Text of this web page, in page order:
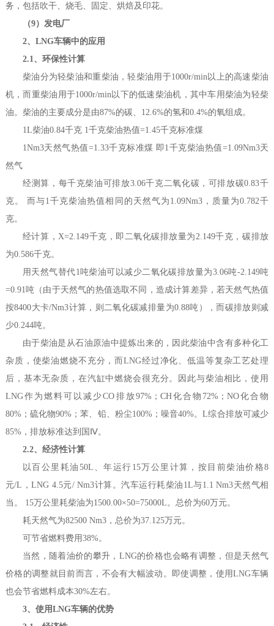
务，包括吹干、烧毛、固定、烘焙及印花。
（9）发电厂
2、LNG车辆中的应用
2.1、环保性计算
柴油分为轻柴油和重柴油，轻柴油用于1000r/min以上的高速柴油
机，而重柴油用于1000r/min以下的低速柴油机，其中车用柴油为轻柴
油。柴油的主要成分是由87%的碳、12.6%的氢和0.4%的氧组成。
1L柴油0.84千克 1千克柴油热值=1.45千克标准煤
1Nm3天然气热值=1.33千克标准煤 即1千克柴油热值=1.09Nm3天
然气
经测算，每千克柴油可排放3.06千克二氧化碳，可排放碳0.83千
克。 而与1千克柴油热值相同的天然气为1.09Nm3，质量为0.782千
克。
经计算，X=2.149千克，即二氧化碳排放量为2.149千克，碳排放
为0.586千克。
用天然气替代1吨柴油可以减少二氧化碳排放量为3.06吨-2.149吨
=0.91吨（由于天然气的热值选取不同，造成计算差异，若天然气热值
按8400大卡/Nm3计算，则二氧化碳减排量为0.88吨），而碳排放则减
少0.244吨。
由于柴油是从石油原油中提炼出来的，因此柴油中含有多种化工
杂质，使柴油燃烧不充分，而LNG经过净化、低温等复杂工艺处理
后，基本无杂质，在汽缸中燃烧会很充分。因此与柴油相比，使用
LNG作为燃料可以减少CO排放97%；CH化合物72%；NO化合物
80%；硫化物90%；苯、铅、粉尘100%；噪音40%。L综合排放可减少
85%，排放标准达到国Ⅳ。
2.2、经济性计算
以百公里耗油50L、年运行15万公里计算，按目前柴油价格8
元/L，LNG 4.5元/ Nm3计算。汽车运行耗柴油1L与1.1 Nm3天然气相
当。 15万公里耗柴油为1500.00×50=75000L。总价为60万元。
耗天然气为82500 Nm3，总价为37.125万元。
可节省燃料费用38%。
当然，随着油价的攀升，LNG的价格也会略有调整，但是天然气
价格的调整就目前而言，不会有大幅波动。即使调整，使用LNG车辆
也会节省燃料成本30%左右。
3、使用LNG车辆的优势